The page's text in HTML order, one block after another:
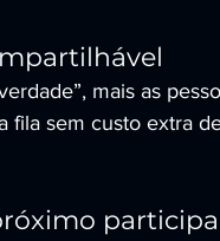
mais as
fila sem custo extra